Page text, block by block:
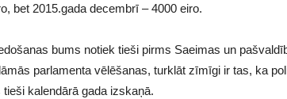
bet 2015.gada decembrī – 4000 eiro.
bums notiek tieši pirms Saeimas un
parlamenta vēlēšanas, turklāt zīmīgi ir tas, ka
kalendārā gada izskaņā.